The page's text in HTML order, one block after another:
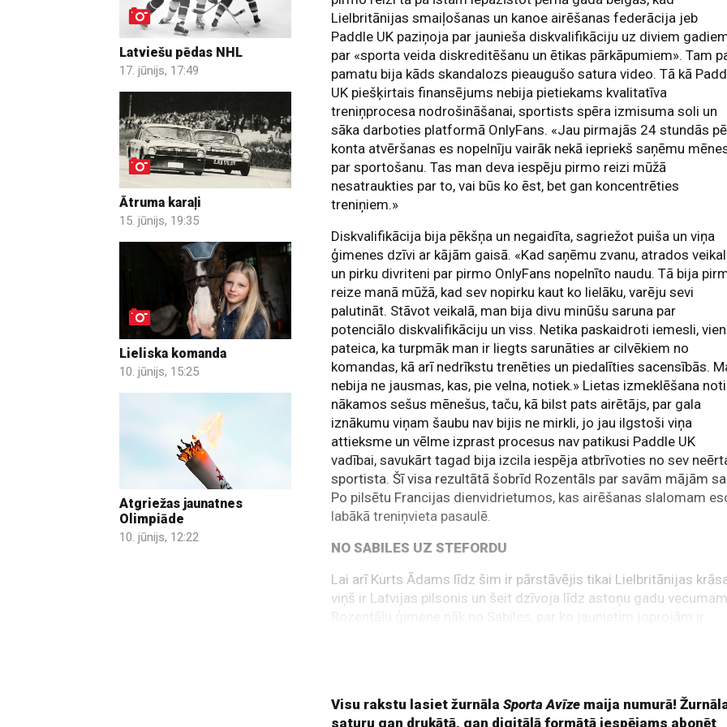
Latviešu pēdas NHL
17. jūnijs, 17:49
Ātruma karaļi
15. jūnijs, 19:35
Lieliska komanda
10. jūnijs, 15:25
Atgriežas jaunatnes
Olimpiāde
10. jūnijs, 12:22
Lielbritānijas smaiļošanas un kanoe airēšanas federācija jeb
Paddle UK paziņoja par jaunieša diskvalifikāciju uz diviem
par «sporta veida diskreditēšanu un ētikas pārkāpumiem». Tam
pamatu bija kāds skandalozs pieaugušo satura video. Tā kā
UK piešķirtais finansējums nebija pietiekams kvalitatīva
treniņprocesa nodrošināšanai, sportists spēra izmisuma soli un
sāka darboties platformā OnlyFans. «Jau pirmajās 24 stundās
konta atvēršanas es nopelnīju vairāk nekā iepriekš saņēmu
par sportošanu. Tas man deva iespēju pirmo reizi mūžā
nesatraukties par to, vai būs ko ēst, bet gan koncentrēties
treniņiem.»
Diskvalifikācija bija pēkšņa un negaidīta, sagriežot puiša un viņa
ģimenes dzīvi ar kājām gaisā. «Kad saņēmu zvanu, atrados
un pirku divriteni par pirmo OnlyFans nopelnīto naudu. Tā bija
reize manā mūžā, kad sev nopirku kaut ko lielāku, varēju sevi
palutināt. Stāvot veikalā, man bija divu minūšu saruna par
potenciālo diskvalifikāciju un viss. Netika paskaidroti iemesli, vien
pateica, ka turpmāk man ir liegts sarunāties ar cilvēkiem no
komandas, kā arī nedrīkstu trenēties un piedalīties sacensībās.
nebija ne jausmas, kas, pie velna, notiek.» Lietas izmeklēšana
nākamos sešus mēnešus, taču, kā bilst pats airētājs, par gala
iznākumu viņam šaubu nav bijis ne mirkli, jo jau ilgstoši viņa
attieksme un vēlme izprast procesus nav patikusi Paddle UK
vadībai, savukārt tagad bija izcila iespēja atbrīvoties no sev
sportista. Šī visa rezultātā šobrīd Rozentāls par savām mājām
Po pilsētu Francijas dienvidrietumos, kas airēšanas slalomam
labākā treniņvieta pasaulē.
NO SABILES UZ STEFORDU
Lai arī Kurts Ādams līdz šim ir pārstāvējis tikai Lielbritānijas
viņš ir Latvijas pilsonis un šeit dzīvoja līdz astoņu gadu
Visu rakstu lasiet žurnālaSporta Avīze maija numurā!
saturu gan drukātā, gan digitālā formātā iespējams abonēt